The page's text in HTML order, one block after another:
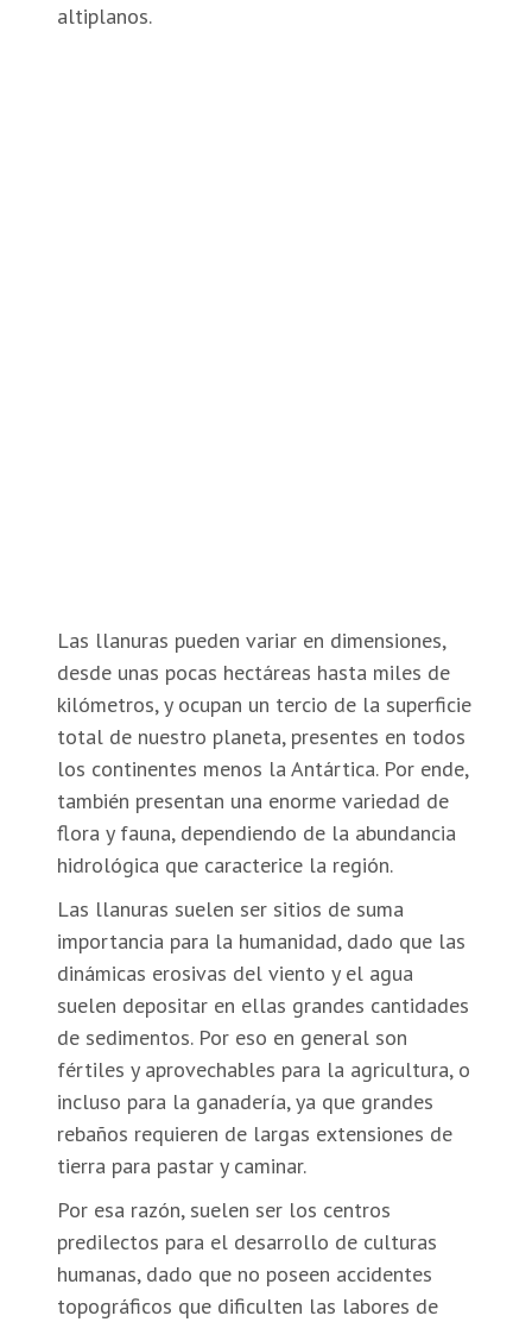
altiplanos.
Las llanuras pueden variar en dimensiones,
desde unas pocas hectáreas hasta miles de
kilómetros, y ocupan un tercio de la superficie
total de nuestro planeta, presentes en todos
los continentes menos la Antártica. Por ende,
también presentan una enorme variedad de
flora y fauna, dependiendo de la abundancia
hidrológica que caracterice la región.
Las llanuras suelen ser sitios de suma
importancia para la humanidad, dado que las
dinámicas erosivas del viento y el agua
suelen depositar en ellas grandes cantidades
de sedimentos. Por eso en general son
fértiles y aprovechables para la agricultura, o
incluso para la ganadería, ya que grandes
rebaños requieren de largas extensiones de
tierra para pastar y caminar.
Por esa razón, suelen ser los centros
predilectos para el desarrollo de culturas
humanas, dado que no poseen accidentes
topográficos que dificulten las labores de